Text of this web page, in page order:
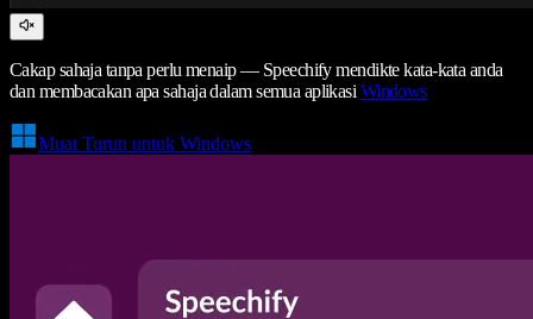
Cakap sahaja tanpa perlu menaip — Speechify mendikte kata-kata anda
dan membacakan apa sahaja dalam semua aplikasi Windows
Muat Turun untuk Windows